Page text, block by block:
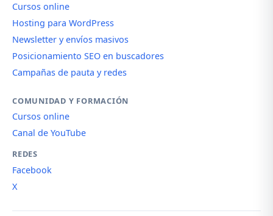
Cursos online
Hosting para WordPress
Newsletter y envíos masivos
Posicionamiento SEO en buscadores
Campañas de pauta y redes
COMUNIDAD Y FORMACIÓN
Cursos online
Canal de YouTube
REDES
Facebook
X